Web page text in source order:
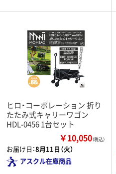
ヒロ・コーポレーション 折り
たたみ式キャリーワゴン
HDL-0456 1台セット
￥10,050（税込）
お届け日：8月11日（火）
アスクル在庫商品